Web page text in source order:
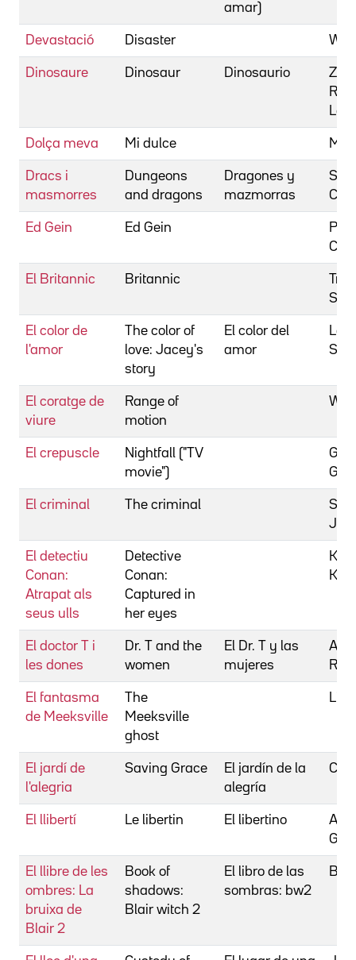
amar)
Devastació Disaster
Dinosaure Dinosaur Dinosaurio
Dolça meva Mi dulce
Dracs i
masmorres
Dungeons
and dragons
Dragones y
mazmorras
Ed Gein Ed Gein
El Britannic Britannic
El color de
l'amor
The color of
love: Jacey's
story
El color del
amor
El coratge de
viure
Range of
motion
El crepuscle
Nightfall ("TV
movie")
El criminal The criminal
El detectiu
Conan:
Atrapat als
seus ulls
Detective
Conan:
Captured in
her eyes
El doctor T i
les dones
Dr. T and the
women
El Dr. T y las
mujeres
El fantasma
de Meeksville
The
Meeksville
ghost
El jardí de
l'alegria
Saving Grace
El jardín de la
alegría
El llibertí Le libertin El libertino
El llibre de les
ombres: La
bruixa de
Blair 2
Book of
shadows:
Blair witch 2
El libro de las
sombras: bw2